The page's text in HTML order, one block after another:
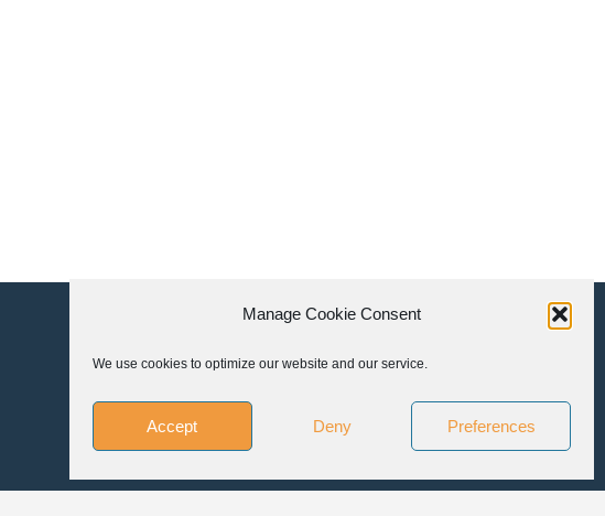
Manage Cookie Consent
We use cookies to optimize our website and our service.
Accept Deny Preferences